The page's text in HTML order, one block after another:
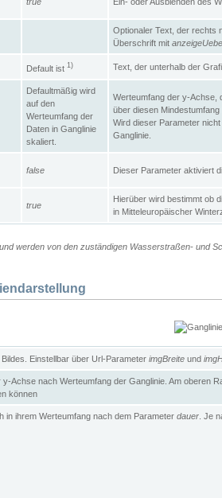
Optionaler Text, der rechts
Überschrift mit
Default ist 1) Text, der unterhalb der
Defaultmäßig wird
auf den
Werteumfang der
Daten in Ganglinie
skaliert.
Werteumfang der y-Achse,
über diesen
Wird dieser Parameter
Ganglinie.
false Dieser Parameter aktiviert
true
Hierüber wird bestimmt ob
in Mitteleuropäischer
werden von den zuständigen Wasserstraßen- und
Einstellbar über Url-Parameter imgBreite und
Achse nach Werteumfang der Ganglinie. Am oberen
können
in ihrem Werteumfang nach dem Parameter dauer . Je